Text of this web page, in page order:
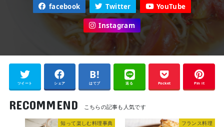
facebook Twitter YouTube
Instagram
ツイート シェア はてブ 送る Pocket Pin it
RECOMMEND
知って楽しむ料理事典 フランス料理